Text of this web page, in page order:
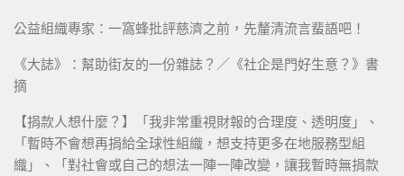
公益組織專家：一窩蜂批評慈濟之前，先釐清流言蜚語吧！
《大誌》：幫助街友的一份雜誌？／《社企是門好生意？》書
摘
【捐款人想什麼？】「我非常重視財報的合理度、透明度」、
「暫時不會想再捐給全球性組織，想支持更多在地服務型組
織」、「對社會或自己的想法一陣一陣改變，讓我暫時無捐款